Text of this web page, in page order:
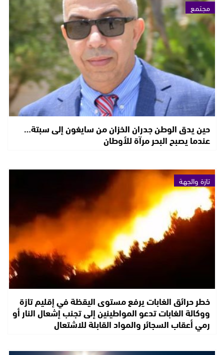
مجتمع
حين يدق الوطن جدران الخزان من سايغون إلى سبتة…
عندما يصبح البحر مرآة للأوطان
تازة والجهة
خطر حرائق الغابات يرفع مستوى اليقظة في إقليم تازة
ووكالة الغابات تدعو المواطينين إلى تجنب إشعال النار أو
رمي أعقاب السجائر والمواد القابلة للاشتعال